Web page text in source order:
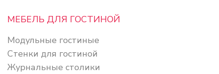
МЕБЕЛЬ ДЛЯ ГОСТИНОЙ
Модульные гостиные
Стенки для гостиной
Журнальные столики